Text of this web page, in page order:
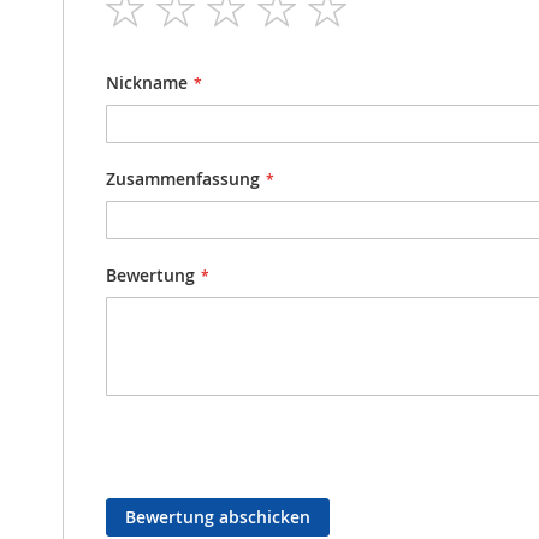
star
stars
stars
stars
Nickname
Zusammenfassung
Bewertung
Bewertung abschicken